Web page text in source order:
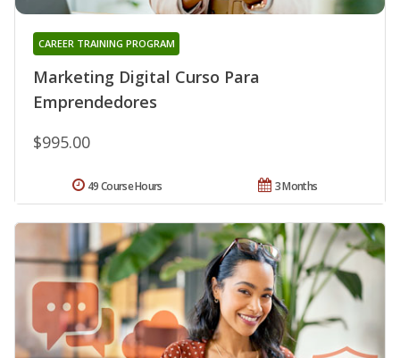
Marketing Digital Curso Para
Emprendedores
CAREER TRAINING PROGRAM
$995.00
3 Months
49 Course Hours